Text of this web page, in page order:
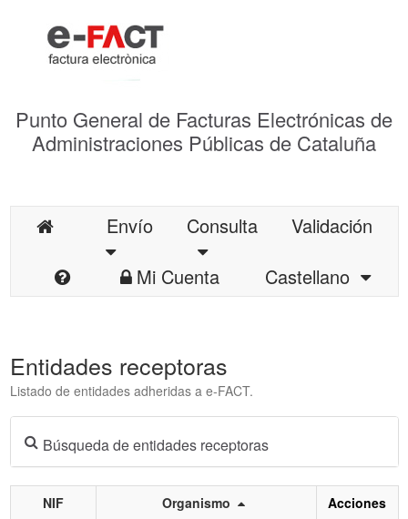
Punto General de Facturas Electrónicas de
Administraciones Públicas de Cataluña
Envío Consulta
Validación
Mi Cuenta
Castellano
Entidades receptoras
Listado de entidades adheridas a e-FACT.
Búsqueda de entidades receptoras
NIF Organismo
Acciones